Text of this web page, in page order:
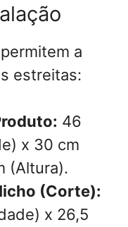
a
estreitas:
46
x 30 cm
(Altura).
(Corte):
x 26,5